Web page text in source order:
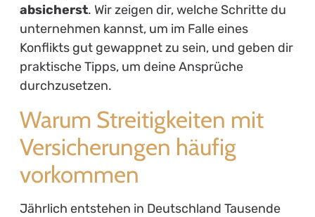
absicherst. Wir zeigen dir, welche Schritte du
unternehmen kannst, um im Falle eines
Konflikts gut gewappnet zu sein, und geben dir
praktische Tipps, um deine Ansprüche
durchzusetzen.
Warum Streitigkeiten mit
Versicherungen häufig
vorkommen
Jährlich entstehen in Deutschland Tausende